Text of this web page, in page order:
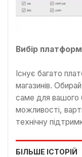
Вибір
Існує багато
магазинів.
саме для вашого
можливості,
технічну
БІЛЬШЕ ІСТОРІЙ